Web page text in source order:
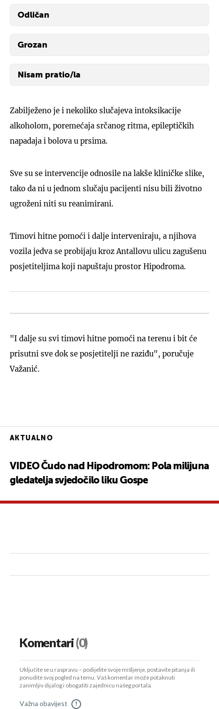
Odličan
Grozan
Nisam pratio/la
Grozan
Nisam pratio/la
Zabilježeno je i nekoliko slučajeva intoksikacije
alkoholom, poremećaja srčanog ritma, epileptičkih
napadaja i bolova u prsima.
Sve su se intervencije odnosile na lakše kliničke slike,
tako da ni u jednom slučaju pacijenti nisu bili životno
ugroženi niti su reanimirani.
Timovi hitne pomoći i dalje interveniraju, a njihova
vozila jedva se probijaju kroz Antallovu ulicu zagušenu
posjetiteljima koji napuštaju prostor Hipodroma.
"I dalje su svi timovi hitne pomoći na terenu i bit će
prisutni sve dok se posjetitelji ne raziđu", poručuje
Važanić.
AKTUALNO
VIDEO Čudo nad Hipodromom: Pola milijuna
gledatelja svjedočilo liku Gospe
Komentari(0)
Uključite se u raspravu – podijelite svoje mišljenje, postavite pitanja ili
ponudite svoj pogled na temu. Vaš komentar može potaknuti
zanimljiv dijalog i obogatiti zajednicu našeg portala.
Važna obavijest !